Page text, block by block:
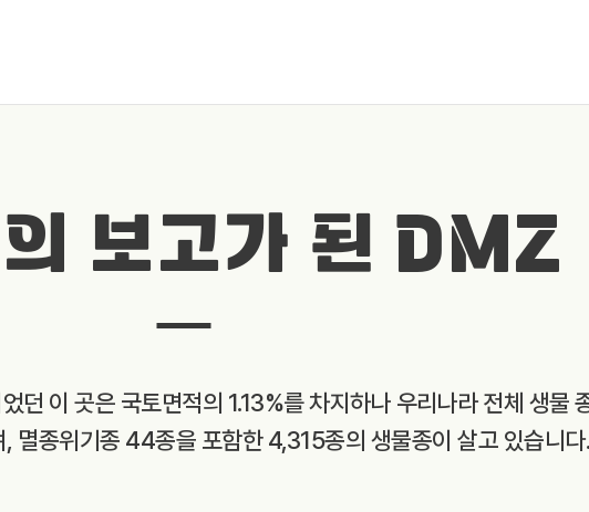
보고가 된 DMZ
던 이 곳은 국토면적의 1.13%를 차지하나 우리나라 전체 생물
, 멸종위기종 44종을 포함한 4,315종의 생물종이 살고 있습니다.